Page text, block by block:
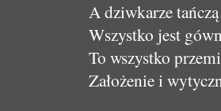
A dziwkarze
Wszystko jest
To wszystko
Założenie i